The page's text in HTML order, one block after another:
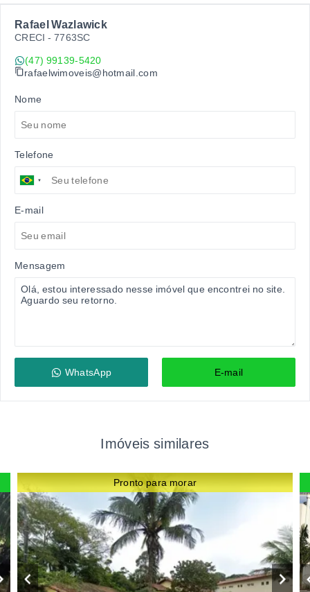
Rafael Wazlawick
CRECI - 7763SC
(47) 99139-5420
rafaelwimoveis@hotmail.com
Nome
Telefone
E-mail
Mensagem
WhatsApp E-mail
Imóveis similares
Pronto para morar